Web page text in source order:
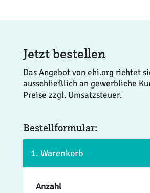
Jetzt bestellen
Das Angebot von ehi.org richtet
ausschließlich an gewerbliche
Preise zzgl. Umsatzsteuer.
Bestellformular:
1. Warenkorb
Anzahl